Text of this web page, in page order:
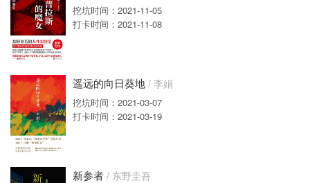
挖坑时间：2021-11-05
打卡时间：2021-11-08
遥远的向日葵地 / 李娟
挖坑时间：2021-03-07
打卡时间：2021-03-19
新参者 / 东野圭吾